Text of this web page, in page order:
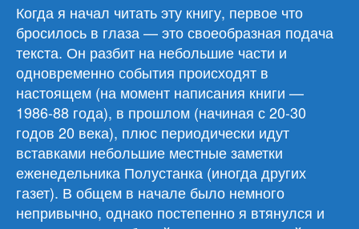
«Жареные
зелёные
помидоры
в
кафе
«Полустанок»»
Когда я начал читать эту книгу, первое что
бросилось в глаза — это своеобразная подача
текста. Он разбит на небольшие части и
одновременно события происходят в
настоящем (на момент написания книги —
1986-88 года), в прошлом (начиная с 20-30
годов 20 века), плюс периодически идут
вставками небольшие местные заметки
еженедельника Полустанка (иногда других
газет). В общем в начале было немного
непривычно, однако постепенно я втянулся и